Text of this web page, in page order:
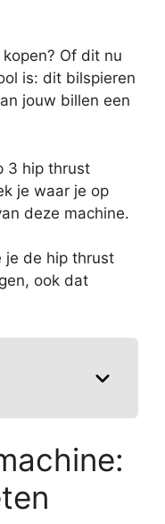
Of dit nu
is: dit bilspieren
jouw billen een
3 hip thrust
je waar je op
deze machine.
je de hip thrust
ook dat